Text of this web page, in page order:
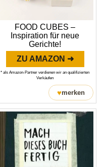
FOOD CUBES –
Inspiration für neue
Gerichte!
ZU AMAZON ➜
* als Amazon-Partner verdienen wir an qualifizierten
Verkäufen
♥merken